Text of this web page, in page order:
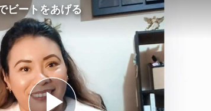
ジーを
す
ユナイテッド･フォー･ヒューマンラ
ツ
市民の人権擁護の会
サイエントロジー･ボランティア･ミ